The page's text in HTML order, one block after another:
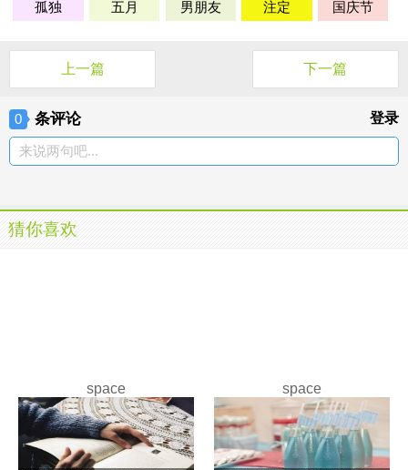
孤独 五月 男朋友 注定 国庆节
上一篇 下一篇
0 条评论 登录
来说两句吧...
猜你喜欢
space space